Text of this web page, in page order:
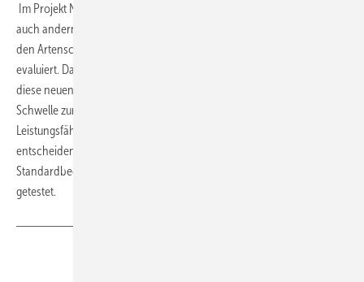
Im Projekt NatForWINSENT werden mit hohem Praxisbezug zudem
auch andernorts entwickelte technische Vermeidungsmaßnahmen für
den Artenschutz - wie etwa kamerabasierte Antikollisionssysteme -
evaluiert. Dadurch erlangt das Vorhaben besondere Aktualität, denn
diese neuen Schutzmaßnahmen für Vögel stehen bereits an der
Schwelle zur Praxisanwendung. Für die Beurteilung der
Leistungsfähigkeit solcher Systeme ist die konkrete Schutzwirkung
entscheidend. Hierzu werden sie am Windenergietestfeld unter
Standardbedingungen für den Schutz insbesondere von Rotmilanen
getestet.